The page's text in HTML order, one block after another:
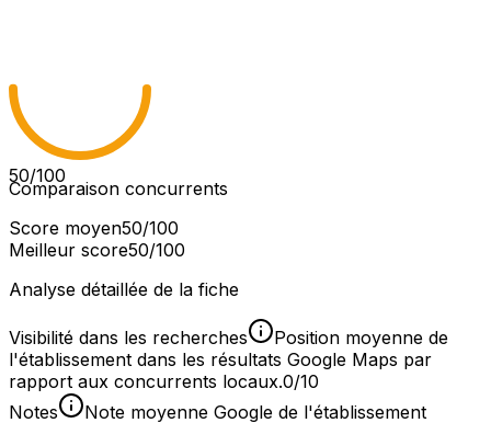
50/100
Comparaison concurrents
Score moyen50/100
Meilleur score50/100
Analyse détaillée de la fiche
Visibilité dans les recherches
Position moyenne de
l'établissement dans les résultats Google Maps par
rapport aux concurrents locaux.0/10
Notes
Note moyenne Google de l'établissement